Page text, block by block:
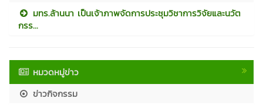
มทร.ล้านนา เป็นเจ้าภาพจัดการประชุมวิชาการวิจัยและนวัต
กรร...
หมวดหมู่ข่าว
ข่าวกิจกรรม